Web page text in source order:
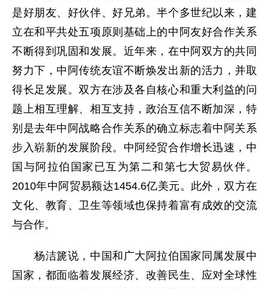
是好朋友、好伙伴、好兄弟。半个多世纪以来，建
立在和平共处五项原则基础上的中阿友好合作关系
不断得到巩固和发展。近年来，在中阿双方的共同
努力下，中阿传统友谊不断焕发出新的活力，并取
得长足发展。双方在涉及各自核心和重大利益的问
题上相互理解、相互支持，政治互信不断加深，特
别是去年中阿战略合作关系的确立标志着中阿关系
步入崭新的发展阶段。中阿经贸合作增长迅速，中
国与阿拉伯国家已互为第二和第七大贸易伙伴。
2010年中阿贸易额达1454.6亿美元。此外，双方在
文化、教育、卫生等领域也保持着富有成效的交流
与合作。
杨洁篪说，中国和广大阿拉伯国家同属发展中
国家，都面临着发展经济、改善民生、应对全球性